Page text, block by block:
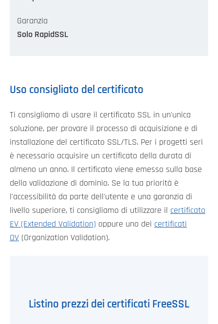
Garanzia
Solo RapidSSL
Uso consigliato del certificato
Ti consigliamo di usare il certificato SSL in un'unica
soluzione, per provare il processo di acquisizione e di
installazione del certificato SSL/TLS. Per i progetti seri
è necessario acquisire un certificato della durata di
almeno un anno. Il certificato viene emesso sulla base
della validazione di dominio. Se la tua priorità è
l'accessibilità da parte dell'utente e una garanzia di
livello superiore, ti consigliamo di utilizzare il certificato
EV (Extended Validation) oppure uno dei certificati
OV (Organization Validation).
Listino prezzi dei certificati FreeSSL